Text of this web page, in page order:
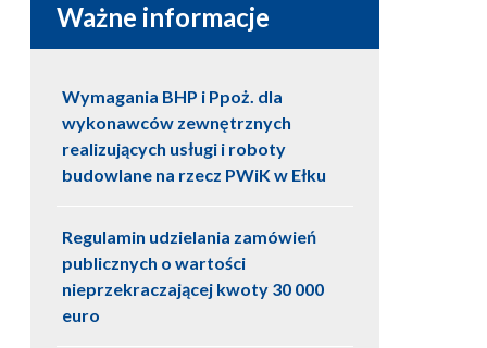
Ważne informacje
Wymagania BHP i Ppoż. dla
wykonawców zewnętrznych
realizujących usługi i roboty
budowlane na rzecz PWiK w Ełku
Regulamin udzielania zamówień
publicznych o wartości
nieprzekraczającej kwoty 30 000
euro